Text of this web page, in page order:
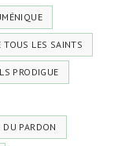
TOUS LES SAINTS
PRODIGUE
DU PARDON